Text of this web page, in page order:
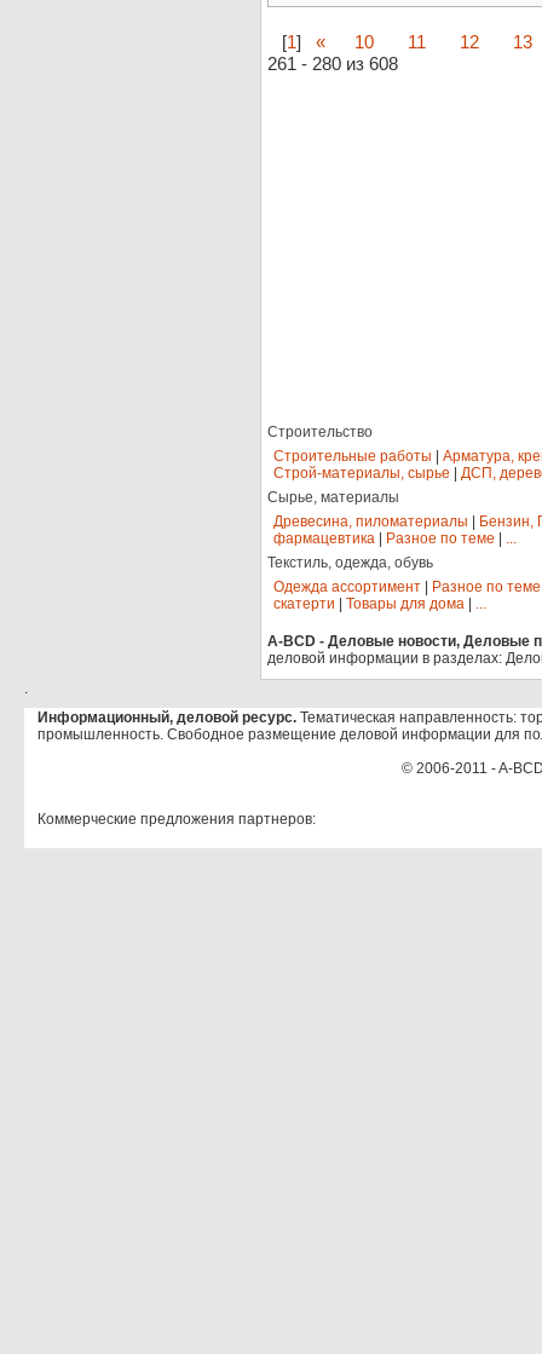
[1] « 10 11 12
13
261 - 280 из 608
Строительство
Строительные работы
Арматура,
Строй-материалы, сырье
ДСП,
Сырье, материалы
Древесина, пиломатериалы
Бензин,
фармацевтика
Разное по теме
...
Текстиль, одежда, обувь
Одежда ассортимент
Разное по теме
скатерти
Товары для дома ...
A-BCD - Деловые новости, Деловые
деловой информации в разделах:
.
Информационный, деловой ресурс. Тематическая направленность:
промышленность. Свободное размещение деловой информации для
© 2006-2011 - A-
Коммерческие предложения партнеров: